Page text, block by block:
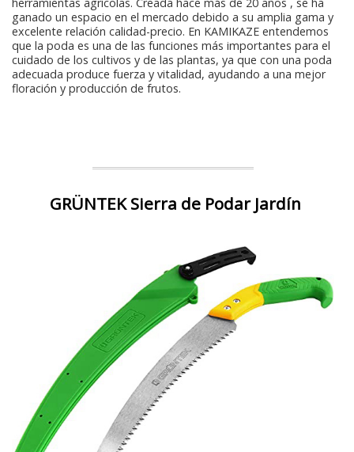
herramientas agrícolas. Creada hace más de 20 años , se ha
ganado un espacio en el mercado debido a su amplia gama y
excelente relación calidad-precio. En KAMIKAZE entendemos
que la poda es una de las funciones más importantes para el
cuidado de los cultivos y de las plantas, ya que con una poda
adecuada produce fuerza y vitalidad, ayudando a una mejor
floración y producción de frutos.
GRÜNTEK Sierra de Podar Jardín